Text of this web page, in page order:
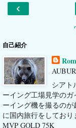
‹
自己紹介
シアト
ーイング工場見学の
ーイング機を撮るの
に国内旅行をしてお
MVP GOLD 75K